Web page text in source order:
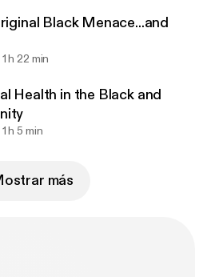
Black Menace...and
1 h 22 min
Health in the Black and
1 h 5 min
más